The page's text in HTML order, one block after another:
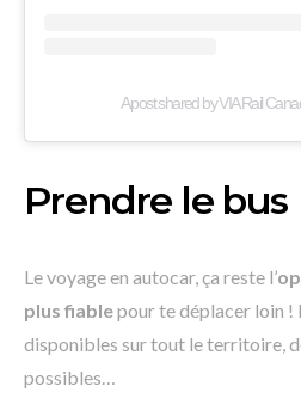
A post shared by VIA Rail
Prendre le bus
Le voyage en autocar, ça reste l’
plus fiablepour te déplacer loin !
disponibles sur tout le territoire,
possibles…